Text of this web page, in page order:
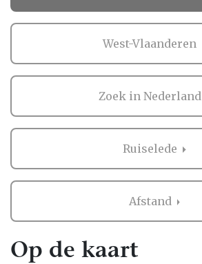
West-Vlaanderen
Zoek in Nederland
Ruiselede
Afstand
Op de kaart